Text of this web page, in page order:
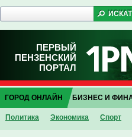
ПЕРВЫЙ
ПЕНЗЕНСКИЙ
ПОРТАЛ
ГОРОД ОНЛАЙН
Политика Экономика Спорт
БИЗНЕС И